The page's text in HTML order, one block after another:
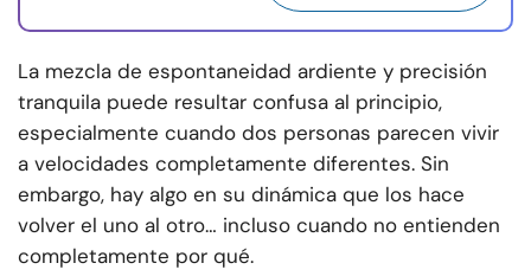
La mezcla de espontaneidad ardiente y precisión
tranquila puede resultar confusa al principio,
especialmente cuando dos personas parecen vivir
a velocidades completamente diferentes. Sin
embargo, hay algo en su dinámica que los hace
volver el uno al otro… incluso cuando no entienden
completamente por qué.